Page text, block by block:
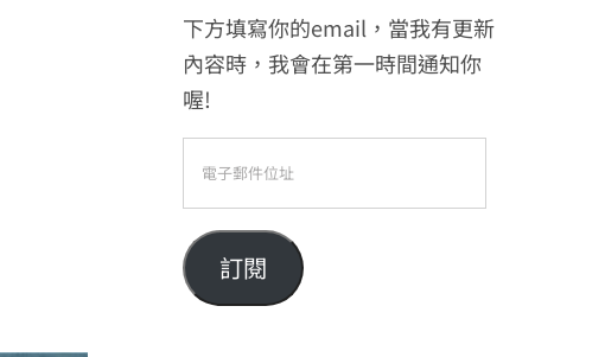
下方填寫你的email，當我有更新
內容時，我會在第一時間通知你
喔!
件
位
訂閱